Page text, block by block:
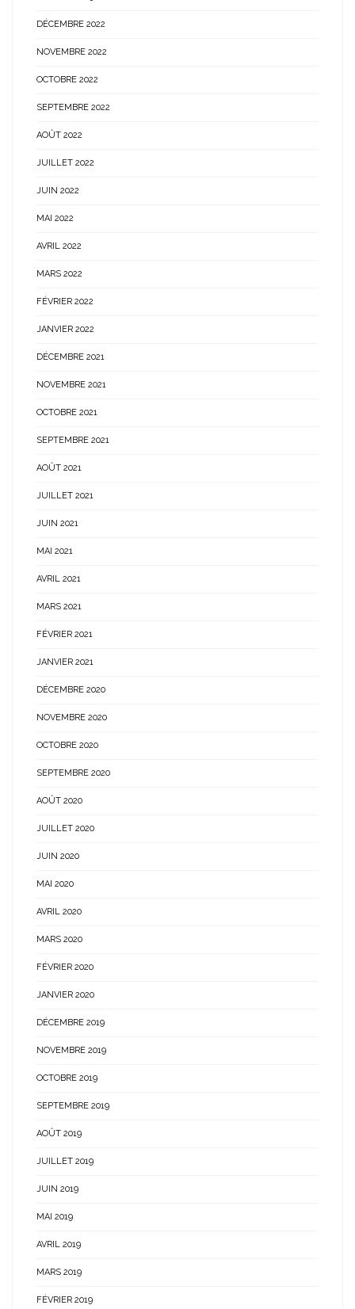
DÉCEMBRE 2022
NOVEMBRE 2022
OCTOBRE 2022
SEPTEMBRE 2022
AOÛT 2022
JUILLET 2022
JUIN 2022
MAI 2022
AVRIL 2022
MARS 2022
FÉVRIER 2022
JANVIER 2022
DÉCEMBRE 2021
NOVEMBRE 2021
OCTOBRE 2021
SEPTEMBRE 2021
AOÛT 2021
JUILLET 2021
JUIN 2021
MAI 2021
AVRIL 2021
MARS 2021
FÉVRIER 2021
JANVIER 2021
DÉCEMBRE 2020
NOVEMBRE 2020
OCTOBRE 2020
SEPTEMBRE 2020
AOÛT 2020
JUILLET 2020
JUIN 2020
MAI 2020
AVRIL 2020
MARS 2020
FÉVRIER 2020
JANVIER 2020
DÉCEMBRE 2019
NOVEMBRE 2019
OCTOBRE 2019
SEPTEMBRE 2019
AOÛT 2019
JUILLET 2019
JUIN 2019
MAI 2019
AVRIL 2019
MARS 2019
FÉVRIER 2019